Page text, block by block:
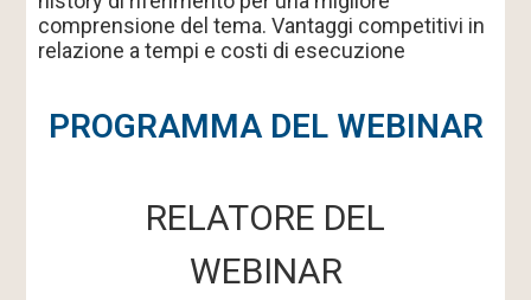
comprensione del tema. Vantaggi competitivi in
relazione a tempi e costi di esecuzione
PROGRAMMA DEL WEBINAR
RELATORE DEL
WEBINAR